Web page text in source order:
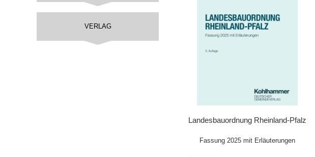
Landesbauordnung Rheinland-Pfalz
Fassung 2025 mit Erläuterungen
VERLAG